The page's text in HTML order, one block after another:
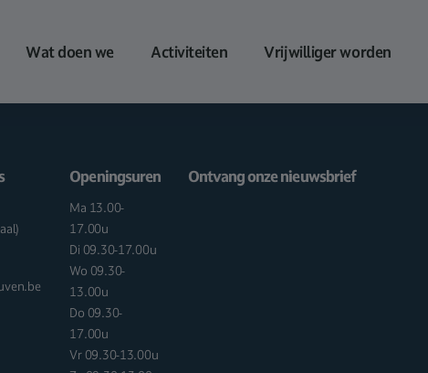
Wat doen we Activiteiten Vrijwilliger worden
Openingsuren
Ma 13.00-
17.00u
Di 09.30-17.00u
Wo 09.30-
13.00u
Do 09.30-
17.00u
Vr 09.30-13.00u
Ontvang onze nieuwsbrief